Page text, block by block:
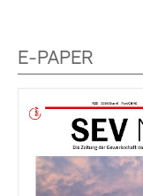
E-PAPER